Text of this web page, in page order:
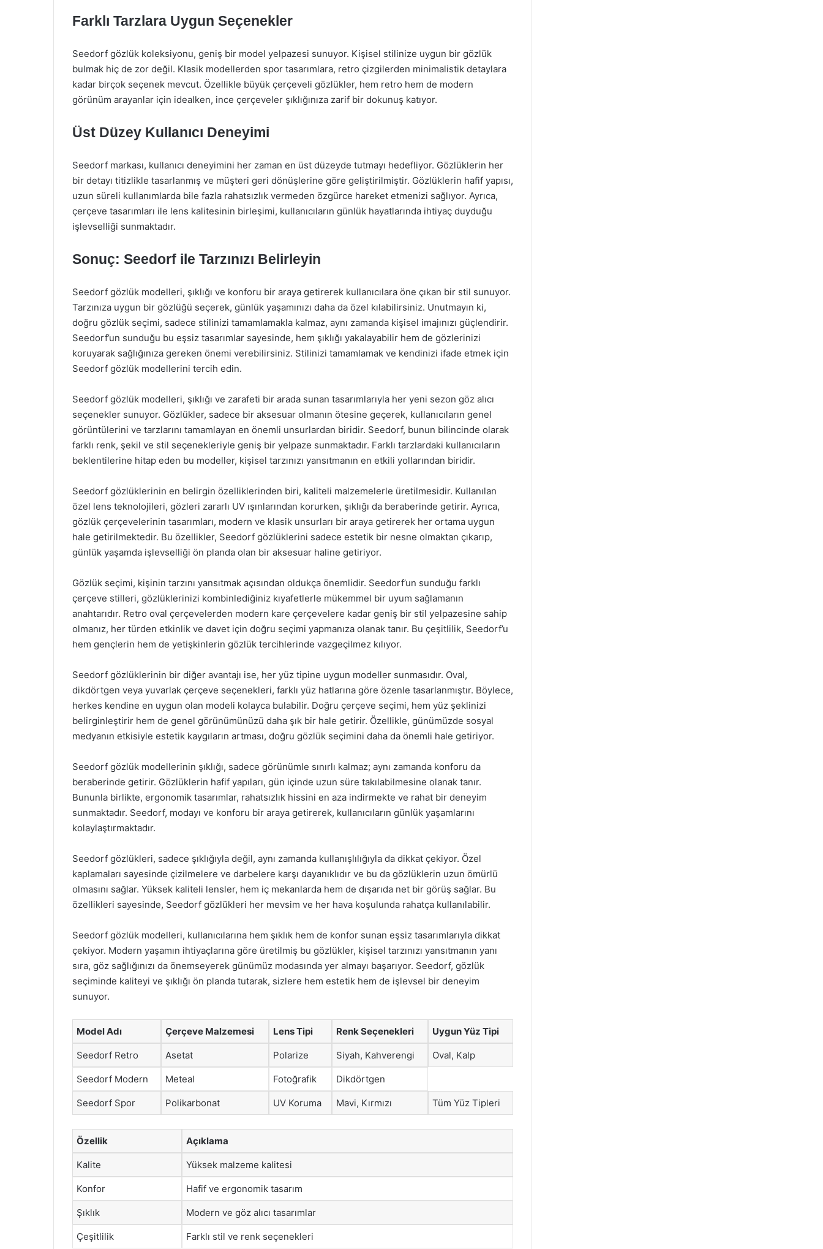
Farklı Tarzlara Uygun Seçenekler
Seedorf gözlük koleksiyonu, geniş bir model yelpazesi sunuyor. Kişisel stilinize uygun bir gözlük
bulmak hiç de zor değil. Klasik modellerden spor tasarımlara, retro çizgilerden minimalistik detaylara
kadar birçok seçenek mevcut. Özellikle büyük çerçeveli gözlükler, hem retro hem de modern
görünüm arayanlar için idealken, ince çerçeveler şıklığınıza zarif bir dokunuş katıyor.
Üst Düzey Kullanıcı Deneyimi
Seedorf markası, kullanıcı deneyimini her zaman en üst düzeyde tutmayı hedefliyor. Gözlüklerin her
bir detayı titizlikle tasarlanmış ve müşteri geri dönüşlerine göre geliştirilmiştir. Gözlüklerin hafif yapısı,
uzun süreli kullanımlarda bile fazla rahatsızlık vermeden özgürce hareket etmenizi sağlıyor. Ayrıca,
çerçeve tasarımları ile lens kalitesinin birleşimi, kullanıcıların günlük hayatlarında ihtiyaç duyduğu
işlevselliği sunmaktadır.
Sonuç: Seedorf ile Tarzınızı Belirleyin
Seedorf gözlük modelleri, şıklığı ve konforu bir araya getirerek kullanıcılara öne çıkan bir stil sunuyor.
Tarzınıza uygun bir gözlüğü seçerek, günlük yaşamınızı daha da özel kılabilirsiniz. Unutmayın ki,
doğru gözlük seçimi, sadece stilinizi tamamlamakla kalmaz, aynı zamanda kişisel imajınızı güçlendirir.
Seedorf’un sunduğu bu eşsiz tasarımlar sayesinde, hem şıklığı yakalayabilir hem de gözlerinizi
koruyarak sağlığınıza gereken önemi verebilirsiniz. Stilinizi tamamlamak ve kendinizi ifade etmek için
Seedorf gözlük modellerini tercih edin.
Seedorf gözlük modelleri, şıklığı ve zarafeti bir arada sunan tasarımlarıyla her yeni sezon göz alıcı
seçenekler sunuyor. Gözlükler, sadece bir aksesuar olmanın ötesine geçerek, kullanıcıların genel
görüntülerini ve tarzlarını tamamlayan en önemli unsurlardan biridir. Seedorf, bunun bilincinde olarak
farklı renk, şekil ve stil seçenekleriyle geniş bir yelpaze sunmaktadır. Farklı tarzlardaki kullanıcıların
beklentilerine hitap eden bu modeller, kişisel tarzınızı yansıtmanın en etkili yollarından biridir.
Seedorf gözlüklerinin en belirgin özelliklerinden biri, kaliteli malzemelerle üretilmesidir. Kullanılan
özel lens teknolojileri, gözleri zararlı UV ışınlarından korurken, şıklığı da beraberinde getirir. Ayrıca,
gözlük çerçevelerinin tasarımları, modern ve klasik unsurları bir araya getirerek her ortama uygun
hale getirilmektedir. Bu özellikler, Seedorf gözlüklerini sadece estetik bir nesne olmaktan çıkarıp,
günlük yaşamda işlevselliği ön planda olan bir aksesuar haline getiriyor.
Gözlük seçimi, kişinin tarzını yansıtmak açısından oldukça önemlidir. Seedorf’un sunduğu farklı
çerçeve stilleri, gözlüklerinizi kombinlediğiniz kıyafetlerle mükemmel bir uyum sağlamanın
anahtarıdır. Retro oval çerçevelerden modern kare çerçevelere kadar geniş bir stil yelpazesine sahip
olmanız, her türden etkinlik ve davet için doğru seçimi yapmanıza olanak tanır. Bu çeşitlilik, Seedorf’u
hem gençlerin hem de yetişkinlerin gözlük tercihlerinde vazgeçilmez kılıyor.
Seedorf gözlüklerinin bir diğer avantajı ise, her yüz tipine uygun modeller sunmasıdır. Oval,
dikdörtgen veya yuvarlak çerçeve seçenekleri, farklı yüz hatlarına göre özenle tasarlanmıştır. Böylece,
herkes kendine en uygun olan modeli kolayca bulabilir. Doğru çerçeve seçimi, hem yüz şeklinizi
belirginleştirir hem de genel görünümünüzü daha şık bir hale getirir. Özellikle, günümüzde sosyal
medyanın etkisiyle estetik kaygıların artması, doğru gözlük seçimini daha da önemli hale getiriyor.
Seedorf gözlük modellerinin şıklığı, sadece görünümle sınırlı kalmaz; aynı zamanda konforu da
beraberinde getirir. Gözlüklerin hafif yapıları, gün içinde uzun süre takılabilmesine olanak tanır.
Bununla birlikte, ergonomik tasarımlar, rahatsızlık hissini en aza indirmekte ve rahat bir deneyim
sunmaktadır. Seedorf, modayı ve konforu bir araya getirerek, kullanıcıların günlük yaşamlarını
kolaylaştırmaktadır.
Seedorf gözlükleri, sadece şıklığıyla değil, aynı zamanda kullanışlılığıyla da dikkat çekiyor. Özel
kaplamaları sayesinde çizilmelere ve darbelere karşı dayanıklıdır ve bu da gözlüklerin uzun ömürlü
olmasını sağlar. Yüksek kaliteli lensler, hem iç mekanlarda hem de dışarıda net bir görüş sağlar. Bu
özellikleri sayesinde, Seedorf gözlükleri her mevsim ve her hava koşulunda rahatça kullanılabilir.
Seedorf gözlük modelleri, kullanıcılarına hem şıklık hem de konfor sunan eşsiz tasarımlarıyla dikkat
çekiyor. Modern yaşamın ihtiyaçlarına göre üretilmiş bu gözlükler, kişisel tarzınızı yansıtmanın yanı
sıra, göz sağlığınızı da önemseyerek günümüz modasında yer almayı başarıyor. Seedorf, gözlük
seçiminde kaliteyi ve şıklığı ön planda tutarak, sizlere hem estetik hem de işlevsel bir deneyim
sunuyor.
Model Adı Çerçeve Malzemesi Lens Tipi Renk Seçenekleri Uygun Yüz Tipi
Seedorf Retro Asetat Polarize Siyah, Kahverengi Oval, Kalp
Seedorf Modern Meteal Fotoğrafik Dikdörtgen
Seedorf Spor Polikarbonat UV Koruma Mavi, Kırmızı Tüm Yüz Tipleri
Özellik Açıklama
Kalite Yüksek malzeme kalitesi
Konfor Hafif ve ergonomik tasarım
Şıklık Modern ve göz alıcı tasarımlar
Çeşitlilik Farklı stil ve renk seçenekleri